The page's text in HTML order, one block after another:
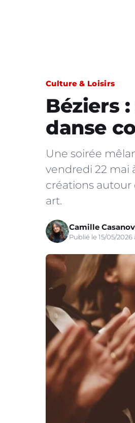
Culture & Loisirs
Béziers
danse
Une soirée
vendredi 22 mai
créations autour
art.
Camille
Publié le 15/05/2026